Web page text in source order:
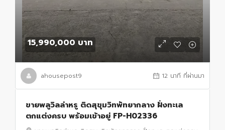
15,990,000 บาท
ahousepost9 12 นาที ที่ผ่านมา
ขายพลูวิลล่าหรู ติดสุขุมวิทพัทยากลาง ฝั่งทะเล
ตกแต่งครบ พร้อมเข้าอยู่ FP-H02336